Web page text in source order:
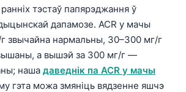
тэстаў папярэджання ў
дапамозе. ACR у мачы
звычайна нармальны, 30–300 мг/г
а вышэй за 300 мг/г —
наша даведнік па ACR у мачы
гэта можа змяніць вядзенне яшчэ